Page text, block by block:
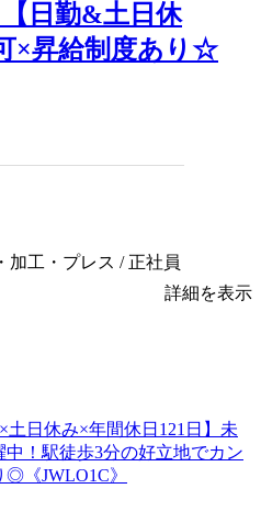
【日勤&土日休
×昇給制度あり☆
加工・プレス / 正社員
詳細を表示